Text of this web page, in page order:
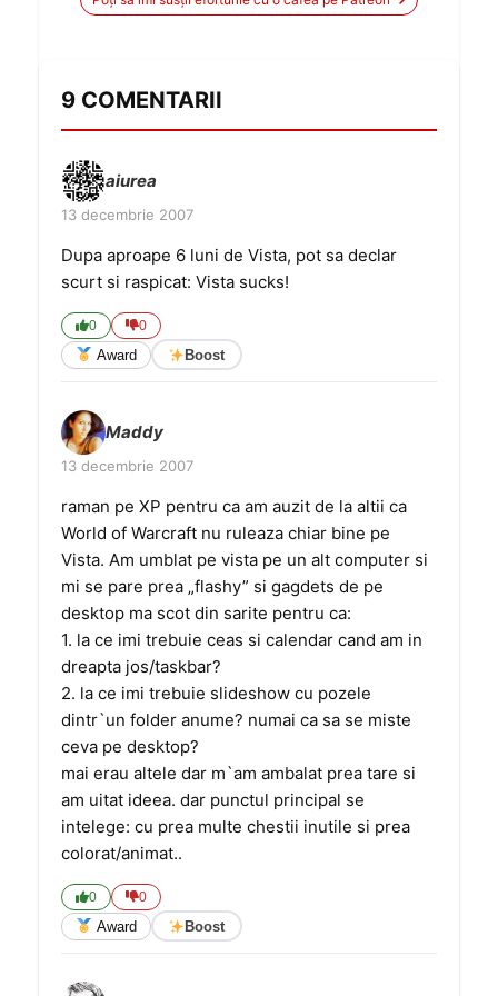
9 COMENTARII
aiurea
13 decembrie 2007
Dupa aproape 6 luni de Vista, pot sa declar
scurt si raspicat: Vista sucks!
0 0
Award Boost
Maddy
13 decembrie 2007
raman pe XP pentru ca am auzit de la altii ca
World of Warcraft nu ruleaza chiar bine pe
Vista. Am umblat pe vista pe un alt computer si
mi se pare prea „flashy” si gagdets de pe
desktop ma scot din sarite pentru ca:
1. la ce imi trebuie ceas si calendar cand am in
dreapta jos/taskbar?
2. la ce imi trebuie slideshow cu pozele
dintr`un folder anume? numai ca sa se miste
ceva pe desktop?
mai erau altele dar m`am ambalat prea tare si
am uitat ideea. dar punctul principal se
intelege: cu prea multe chestii inutile si prea
colorat/animat..
0 0
Award Boost